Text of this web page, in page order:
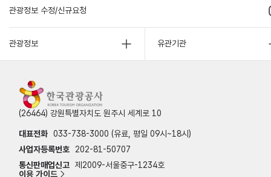
관광정보 수정/신규요청
관광정보 유관기관
(26464) 강원특별자치도 원주시 세계로 10
대표전화 033-738-3000 (유료, 평일 09시~18시)
사업자등록번호
202-81-50707
통신판매업신고 제2009-서울중구-1234호
이용 가이드